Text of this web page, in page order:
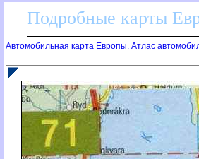
Подробные карты
Автомобильная карта Европы. Атлас